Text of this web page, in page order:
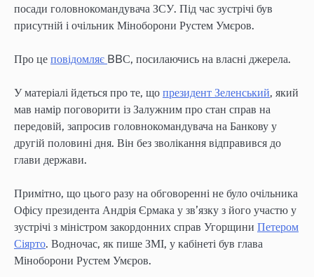
посади головнокомандувача ЗСУ. Під час зустрічі був
присутній і очільник Міноборони Рустем Умєров.
Про це повідомляє BBС, посилаючись на власні джерела.
У матеріалі йдеться про те, що президент Зеленський, який
мав намір поговорити із Залужним про стан справ на
передовій, запросив головнокомандувача на Банкову у
другій половині дня. Він без зволікання відправився до
глави держави.
Примітно, що цього разу на обговоренні не було очільника
Офісу президента Андрія Єрмака у зв’язку з його участю у
зустрічі з міністром закордонних справ Угорщини Петером
Сіярто. Водночас, як пише ЗМІ, у кабінеті був глава
Міноборони Рустем Умєров.